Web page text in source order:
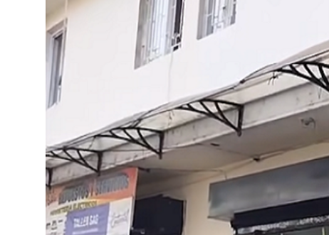
Imagen